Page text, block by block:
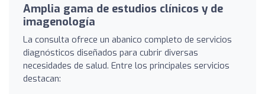
Amplia gama de estudios clínicos y de
imagenología
La consulta ofrece un abanico completo de servicios
diagnósticos diseñados para cubrir diversas
necesidades de salud. Entre los principales servicios
destacan: